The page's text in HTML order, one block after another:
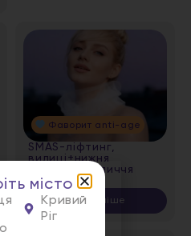
Фаворит anti-age
SMAS-ліфтинг,
вилиці+нижня
третина обличчя
7000 грн
Детальніше
місто
Кривий
Ріг